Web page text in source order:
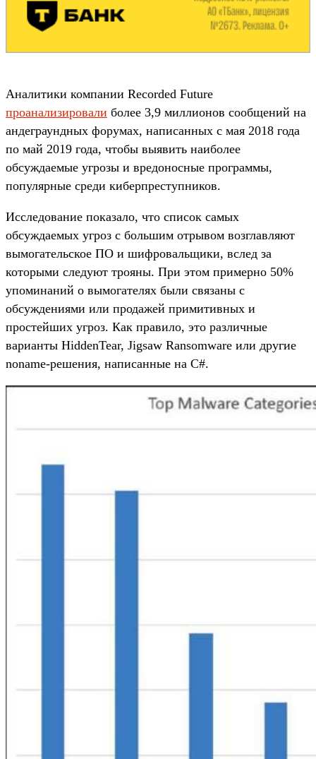
Аналитики компании Recorded Future
проанализировали более 3,9 миллионов сообщений на
андеграундных форумах, написанных с мая 2018 года
по май 2019 года, чтобы выявить наиболее
обсуждаемые угрозы и вредоносные программы,
популярные среди киберпреступников.
Исследование показало, что список самых
обсуждаемых угроз с большим отрывом возглавляют
вымогательское ПО и шифровальщики, вслед за
которыми следуют трояны. При этом примерно 50%
упоминаний о вымогателях были связаны с
обсуждениями или продажей примитивных и
простейших угроз. Как правило, это различные
варианты HiddenTear, Jigsaw Ransomware или другие
noname-решения, написанные на С#.